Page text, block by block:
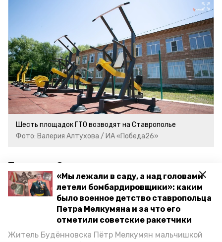
«Мы лежали в саду, а над головами
летели бомбардировщики»: каким
было военное детство ставропольца
Петра Мелкумяна и за что его
отметили советские ракетчики
Житель Будённовска Пётр Мелкумян мальчишкой
Шесть площадок ГТО возводят на Ставрополье
Фото: Валерия Алтухова / ИА «Победа26»
Также на Ставрополье ремонтируют
два стадиона. На эти цели
предусмотрели около 25 млн рублей,
«Победа26»со ссылкой
на источник.